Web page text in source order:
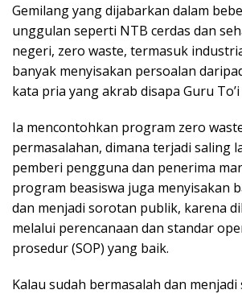
Gemilang yang dijabarkan dalam
unggulan seperti NTB cerdas dan
negeri, zero waste, termasuk
banyak menyisakan persoalan
kata pria yang akrab disapa Guru
Ia mencontohkan program zero
permasalahan, dimana terjadi saling
pemberi pengguna dan penerima
program beasiswa juga menyisakan
dan menjadi sorotan publik, karena
melalui perencanaan dan standar
prosedur (SOP) yang baik.
Kalau sudah bermasalah dan